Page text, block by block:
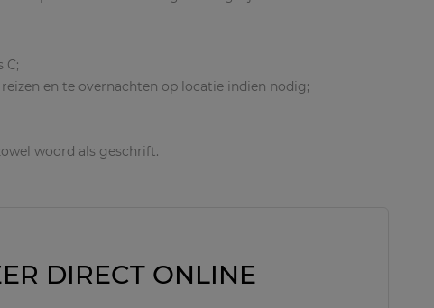
C;
en te overnachten op locatie indien nodig;
woord als geschrift.
DIRECT ONLINE